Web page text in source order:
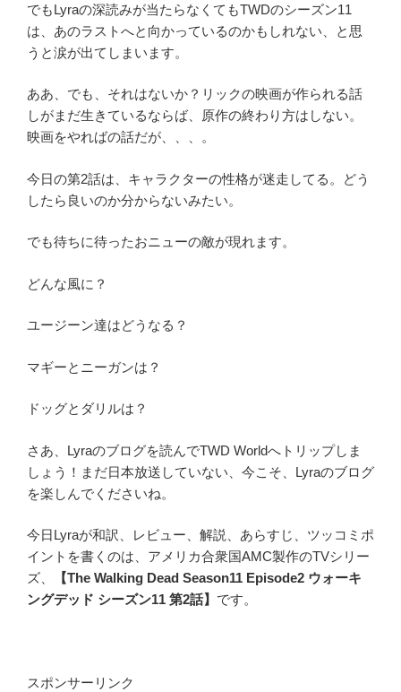
でもLyraの深読みが当たらなくてもTWDのシーズン11
は、あのラストへと向かっているのかもしれない、と思
うと涙が出てしまいます。
ああ、でも、それはないか？リックの映画が作られる話
しがまだ生きているならば、原作の終わり方はしない。
映画をやればの話だが、、、。
今日の第2話は、キャラクターの性格が迷走してる。どう
したら良いのか分からないみたい。
でも待ちに待ったおニューの敵が現れます。
どんな風に？
ユージーン達はどうなる？
マギーとニーガンは？
ドッグとダリルは？
さあ、Lyraのブログを読んでTWD Worldへトリップしま
しょう！まだ日本放送していない、今こそ、Lyraのブログ
を楽しんでくださいね。
今日Lyraが和訳、レビュー、解説、あらすじ、ツッコミポ
イントを書くのは、アメリカ合衆国AMC製作のTVシリー
ズ、
【The Walking Dead Season11 Episode2 ウォーキ
ングデッド シーズン11 第2話】 です。
スポンサーリンク